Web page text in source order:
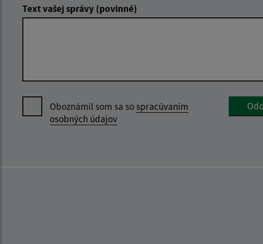
Text vašej správy (povinné)
Oboznámil som sa sospracúvaním
osobných údajov
Google